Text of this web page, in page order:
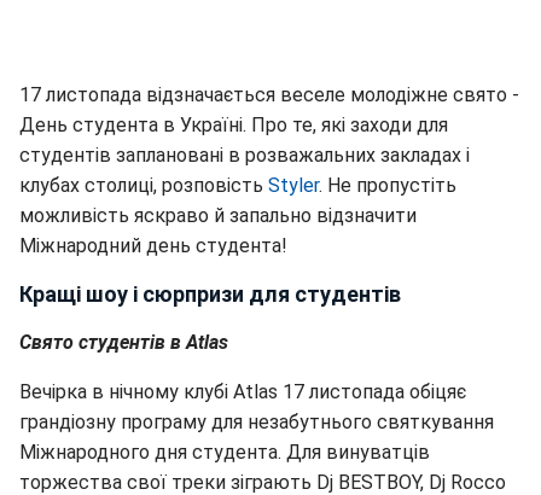
17 листопада відзначається веселе молодіжне свято -
День студента в Україні. Про те, які заходи для
студентів заплановані в розважальних закладах і
клубах столиці, розповість Styler. Не пропустіть
можливість яскраво й запально відзначити
Міжнародний день студента!
Кращі шоу і сюрпризи для студентів
Свято студентів в Atlas
Вечірка в нічному клубі Atlas 17 листопада обіцяє
грандіозну програму для незабутнього святкування
Міжнародного дня студента. Для винуватців
торжества свої треки зіграють Dj BESTBOY, Dj Rocco